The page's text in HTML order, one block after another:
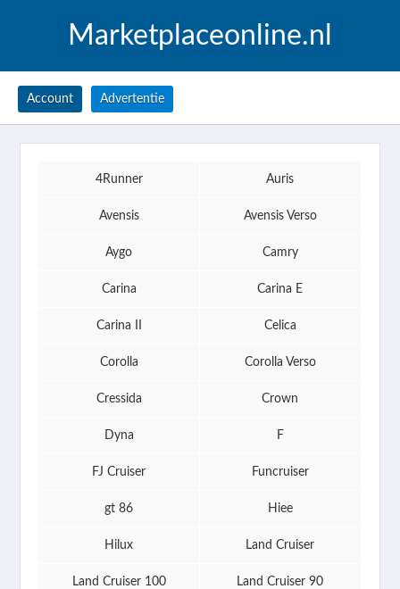
Marketplaceonline.nl
Account Advertentie
4Runner Auris
Avensis Avensis Verso
Aygo Camry
Carina Carina E
Carina II Celica
Corolla Corolla Verso
Cressida Crown
Dyna F
FJ Cruiser Funcruiser
gt 86 Hiee
Hilux Land Cruiser
Land Cruiser 100 Land Cruiser 90